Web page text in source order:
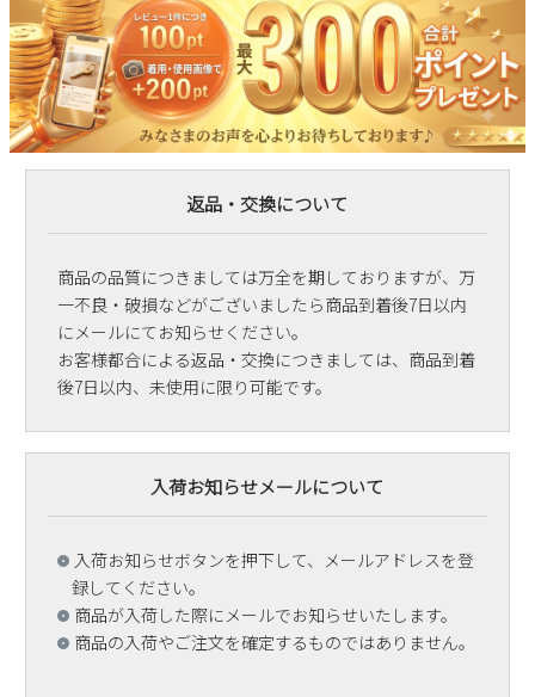
返品・交換について
商品の品質につきましては万全を期しておりますが、万
一不良・破損などがございましたら商品到着後7日以内
にメールにてお知らせください。
お客様都合による返品・交換につきましては、商品到着
後7日以内、未使用に限り可能です。
入荷お知らせメールについて
入荷お知らせボタンを押下して、メールアドレスを登
録してください。
商品が入荷した際にメールでお知らせいたします。
商品の入荷やご注文を確定するものではありません。